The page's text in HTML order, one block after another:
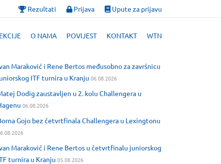
Rezultati Prijava Upute za prijavu
O NAMA POVIJEST KONTAKT WTN
Maraković i Rene Bertos međusobno za završnicu
ITF turnira u Kranju 06.08.2026
Dodig zaustavljen u 2. kolu Challengera u
06.08.2026
Gojo bez četvrtfinala Challengera u Lexingtonu
Maraković i Rene Bertos u četvrtfinalu juniorskog
turnira u Kranju 05.08.2026